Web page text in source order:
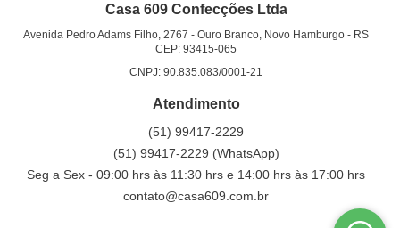
Casa 609 Confecções Ltda
Avenida Pedro Adams Filho, 2767 -Ouro Branco, Novo Hamburgo - RS
CEP: 93415-065
CNPJ: 90.835.083/0001-21
Atendimento
(51) 99417-2229
(51) 99417-2229 (WhatsApp)
Seg a Sex - 09:00 hrs às 11:30 hrs e 14:00 hrs às 17:00 hrs
contato@casa609.com.br